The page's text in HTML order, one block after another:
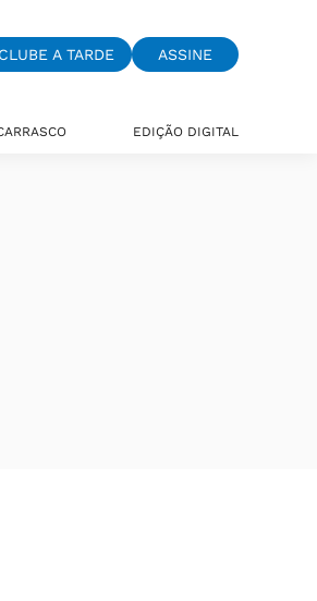
CLUBE A TARDE ASSINE
EDIÇÃO DIGITAL